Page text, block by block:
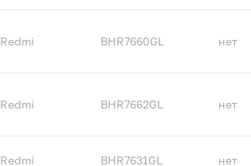
Redmi BHR7660GL нет
Redmi BHR7662GL нет
Redmi BHR7631GL нет